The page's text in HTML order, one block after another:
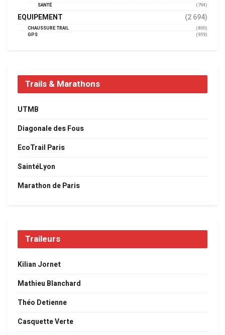
SANTÉ
(794)
EQUIPEMENT (2 694)
CHAUSSURE TRAIL
(800)
GPS
(959)
Trails & Marathons
UTMB
Diagonale des Fous
EcoTrail Paris
SaintéLyon
Marathon de Paris
Traileurs
Kilian Jornet
Mathieu Blanchard
Théo Detienne
Casquette Verte